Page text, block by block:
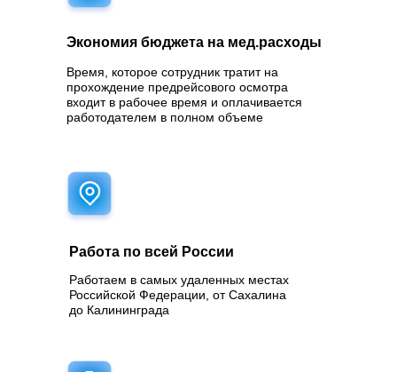
Работаем в самых удаленных местах
Российской Федерации, от Сахалина
до Калининграда
Работа по всей России
Время, которое сотрудник тратит на
прохождение предрейсового осмотра
входит в рабочее время и оплачивается
работодателем в полном объеме
Экономия бюджета на мед.расходы